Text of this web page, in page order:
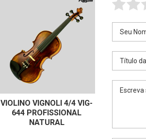
VIOLINO VIGNOLI 4/4 VIG-
644 PROFISSIONAL
NATURAL